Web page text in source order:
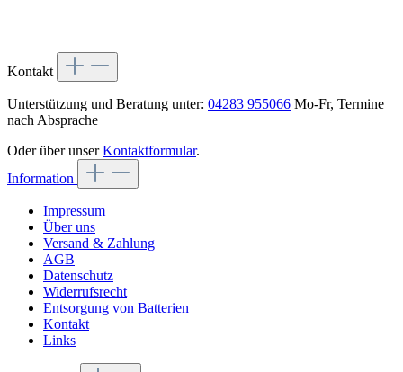
Kontakt
Unterstützung und Beratung unter: 04283 955066 Mo-Fr, Termine
nach Absprache
Oder über unserKontaktformular.
Information
Impressum
Über uns
Versand & Zahlung
AGB
Datenschutz
Widerrufsrecht
Entsorgung von Batterien
Kontakt
Links